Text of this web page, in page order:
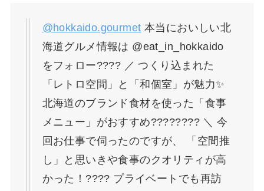
@hokkaido.gourmet 本当においしい北
海道グルメ情報は @eat_in_hokkaido
をフォロー???? ／ つくり込まれた
「レトロ空間」と「和個室」が魅力✨
北海道のブランド食材を使った「食事
メニュー」がおすすめ???????? ＼ 今
回お仕事で伺ったのですが、 「空間推
し」と思いきや食事のクオリティが高
かった！???? プライベートでも再訪